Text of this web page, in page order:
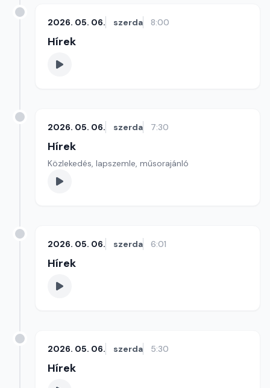
2026. 05. 06. szerda 8:00
Hírek
2026. 05. 06. szerda 7:30
Hírek
Közlekedés, lapszemle, műsorajánló
2026. 05. 06. szerda 6:01
Hírek
2026. 05. 06. szerda 5:30
Hírek